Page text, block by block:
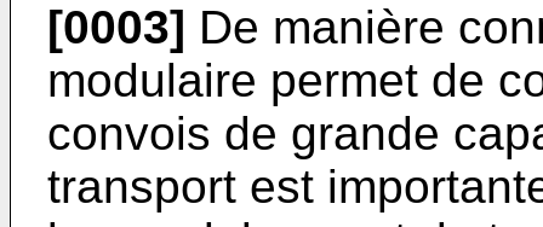
[0003] De manière
modulaire permet de
convois de grande
transport est